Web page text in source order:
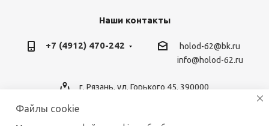
Наши контакты
+7 (4912) 470-242
holod-62@bk.ru
info@holod-62.ru
г. Рязань, ул. Горького 45, 390000
Файлы cookie